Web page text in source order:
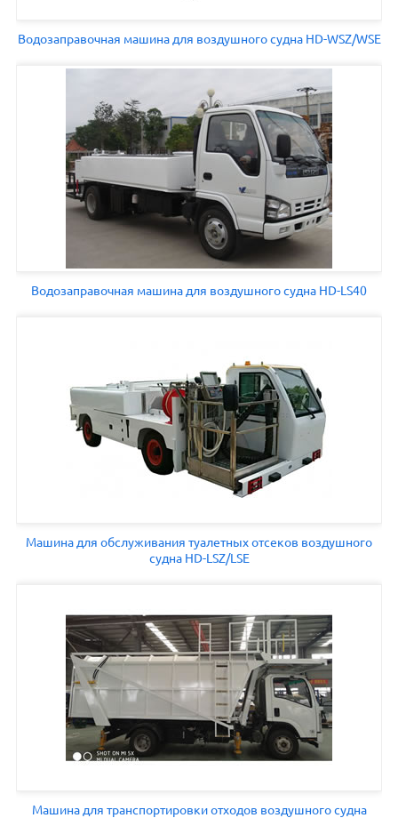
Водозаправочная машина для воздушного судна HD-WSZ/WSE
Водозаправочная машина для воздушного судна HD-LS40
Машина для обслуживания туалетных отсеков воздушного
судна HD-LSZ/LSE
Машина для транспортировки отходов воздушного судна